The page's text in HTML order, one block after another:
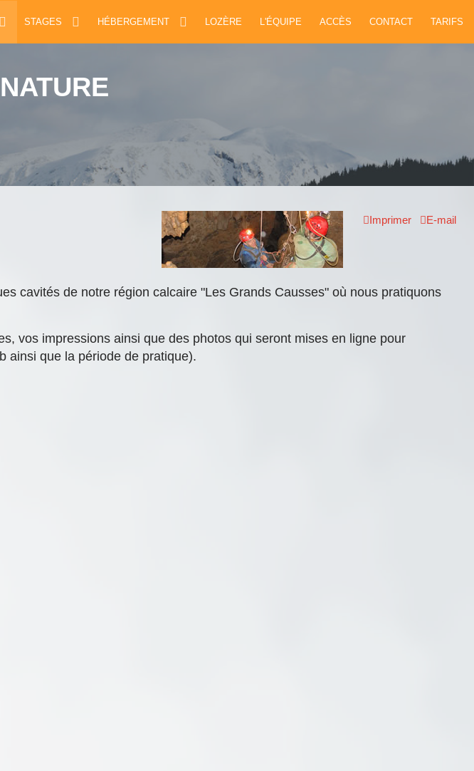
STAGES HÉBERGEMENT LOZÈRE L'ÉQUIPE ACCÈS CONTACT TARIFS
Imprimer E-mail
cavités de notre région calcaire "Les Grands Causses" où nous pratiquons
vos impressions ainsi que des photos qui seront mises en ligne pour
ainsi que la période de pratique).